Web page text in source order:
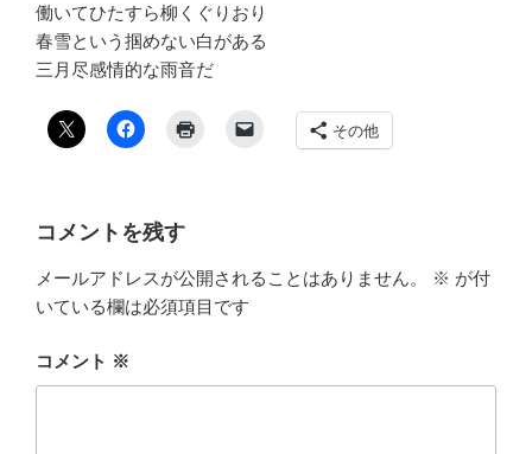
働いてひたすら柳くぐりおり
春雪という掴めない白がある
三月尽感情的な雨音だ
その他
コメントを残す
メールアドレスが公開されることはありません。 ※ が付
いている欄は必須項目です
コメント ※